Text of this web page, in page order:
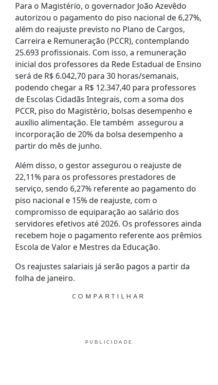
Para o Magistério, o governador João Azevêdo
autorizou o pagamento do piso nacional de 6,27%,
além do reajuste previsto no Plano de Cargos,
Carreira e Remuneração (PCCR), contemplando
25.693 profissionais. Com isso, a remuneração
inicial dos professores da Rede Estadual de Ensino
será de R$ 6.042,70 para 30 horas/semanais,
podendo chegar a R$ 12.347,40 para professores
de Escolas Cidadãs Integrais, com a soma dos
PCCR, piso do Magistério, bolsas desempenho e
auxílio alimentação. Ele também assegurou a
incorporação de 20% da bolsa desempenho a
partir do mês de junho.
Além disso, o gestor assegurou o reajuste de
22,11% para os professores prestadores de
serviço, sendo 6,27% referente ao pagamento do
piso nacional e 15% de reajuste, com o
compromisso de equiparação ao salário dos
servidores efetivos até 2026. Os professores ainda
recebem hoje o pagamento referente aos prêmios
Escola de Valor e Mestres da Educação.
Os reajustes salariais já serão pagos a partir da
folha de janeiro.
COMPARTILHAR
PUBLICIDADE